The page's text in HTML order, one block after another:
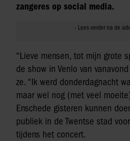
zangeres op social media.
“Lieve mensen, tot mijn grote
de show in Venlo van
ze. “Ik werd donderdagnacht
maar wel nog (met veel
Enschede gisteren kunnen
publiek in de Twentse stad
tijdens het concert.